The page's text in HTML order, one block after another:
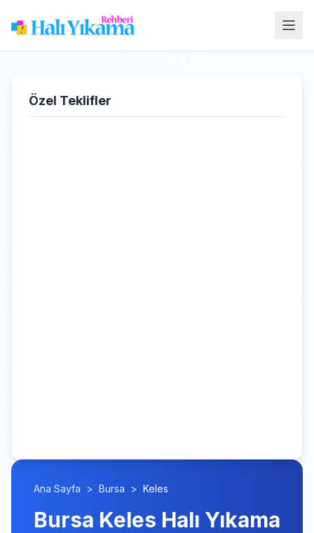
Özel Teklifler
Ana Sayfa > Bursa > Keles
Bursa Keles Halı Yıkama